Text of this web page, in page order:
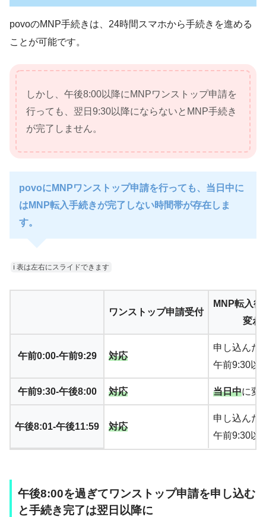
povoのMNP手続きは、24時間スマホから手続きを進める
ことが可能です。
しかし、午後8:00以降にMNPワンストップ申請を
行っても、翌日9:30以降にならないとMNP手続き
が完了しません。
povoにMNPワンストップ申請を行っても、当日中に
はMNP転入手続きが完了しない時間帯が存在しま
す。
ℹ︎ 表は左右にスライドできます
ワンストップ申請受付
MNP転入
変わ
午前0:00-午前9:29 対応
申し込んだ
午前9:30以
午前9:30-午後8:00 対応 当日中に変
午後8:01-午後11:59 対応
申し込んだ
午前9:30以
午後8:00を過ぎてワンストップ申請を申し込む
と手続き完了は翌日以降に